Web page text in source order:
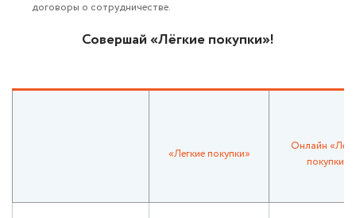
договоры о сотрудничестве.
Совершай«Лёгкие покупки»!
«Легкие покупки»
Онлайн
покупки»